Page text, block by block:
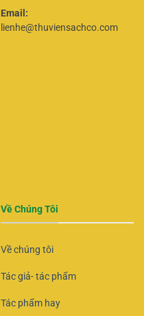
Email:
lienhe@thuviensachco.com
Về Chúng Tôi
Về chúng tôi
Tác giả- tác phẩm
Tác phẩm hay